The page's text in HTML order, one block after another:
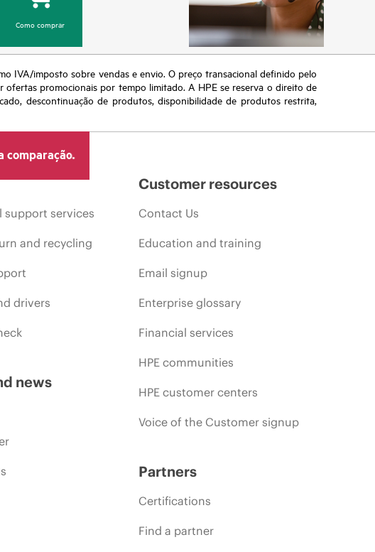
Como comprar
IVA/imposto sobre vendas e envio. O preço transacional definido pelo
promocionais por tempo limitado. A HPE se reserva o direito de
descontinuação de produtos, disponibilidade de produtos restrita,
comparação.
support services
and recycling
drivers
news
Customer resources
Contact Us
Education and training
Email signup
Enterprise glossary
Financial services
HPE communities
HPE customer centers
Voice of the Customer signup
Partners
Certifications
Find a partner